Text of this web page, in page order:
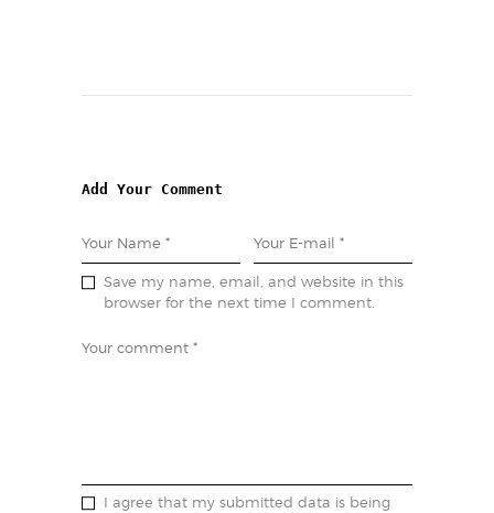
Add Your Comment
Save my name, email, and website in this
browser for the next time I comment.
I agree that my submitted data is being